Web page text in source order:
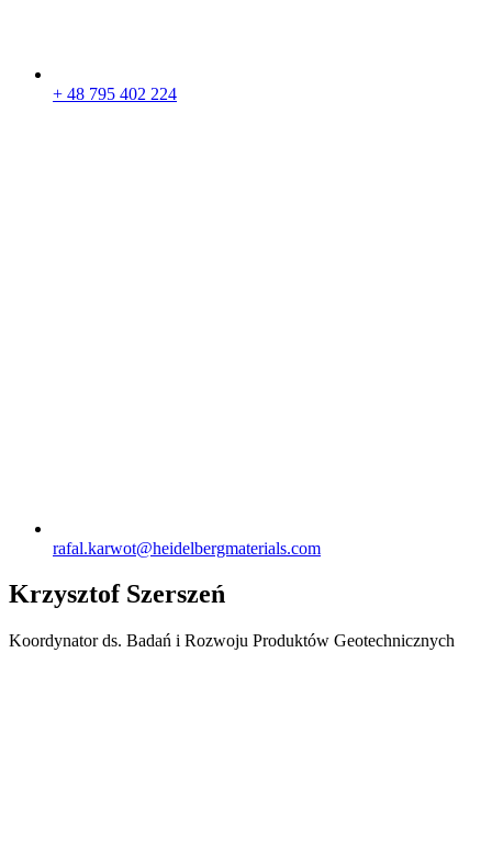
+ 48 795 402 224
rafal.karwot​@heidelbergmaterials.com
Krzysztof Szerszeń
Koordynator ds. Badań i Rozwoju Produktów Geotechnicznych